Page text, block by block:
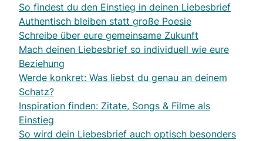
So findest du den Einstieg in deinen Liebesbrief
Authentisch bleiben statt große Poesie
Schreibe über eure gemeinsame Zukunft
Mach deinen Liebesbrief so individuell wie eure
Beziehung
Werde konkret: Was liebst du genau an deinem
Schatz?
Inspiration finden: Zitate, Songs & Filme als
Einstieg
So wird dein Liebesbrief auch optisch besonders